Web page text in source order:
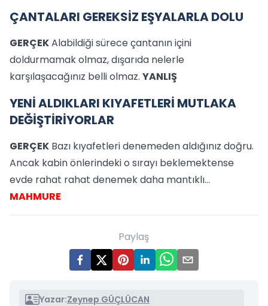
ÇANTALARI GEREKSİZ EŞYALARLA DOLU
GERÇEKAlabildiği sürece çantanın içini
doldurmamak olmaz, dışarıda nelerle
karşılaşacağınız belli olmaz. YANLIŞ
YENİ ALDIKLARI KIYAFETLERİ MUTLAKA
DEĞİŞTİRİYORLAR
GERÇEK Bazı kıyafetleri denemeden aldığınız doğru.
Ancak kabin önlerindeki o sırayı beklemektense
evde rahat rahat denemek daha mantıklı…
MAHMURE
Paylaş
Yazar:Zeynep GÜÇLÜCAN